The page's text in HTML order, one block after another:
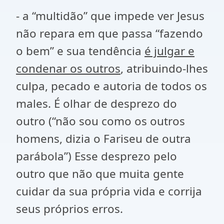
- a “multidão” que impede ver Jesus
não repara em que passa “fazendo
o bem” e sua tendência é julgar e
condenar os outros, atribuindo-lhes
culpa, pecado e autoria de todos os
males. É olhar de desprezo do
outro (“não sou como os outros
homens, dizia o Fariseu de outra
parábola”) Esse desprezo pelo
outro que não que muita gente
cuidar da sua própria vida e corrija
seus próprios erros.